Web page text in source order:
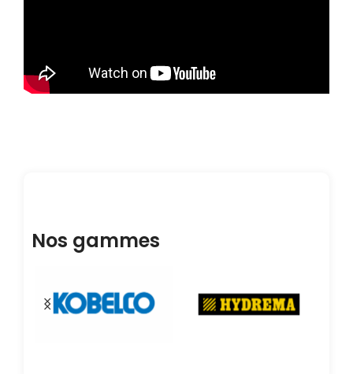
Nos gammes